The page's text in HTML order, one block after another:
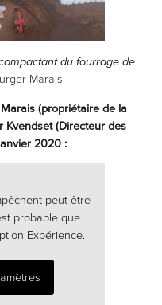
du fourrage de
Marais
(propriétaire de la
Kvendset (Directeur des
2020 :
peut-être
probable que
Expérience.